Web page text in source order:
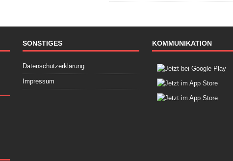
SONSTIGES
Datenschutzerklärung
Impressum
KOMMUNIKATION